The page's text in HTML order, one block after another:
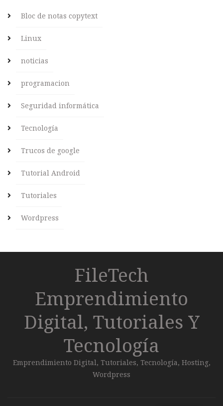
Bloc de notas copytext
Linux
noticias
programacion
Seguridad informática
Tecnología
Trucos de google
Tutorial Android
Tutoriales
Wordpress
FileTech
Emprendimiento
Digital, Tutoriales Y
Tecnología
Emprendimiento Digital, Tutoriales, Tecnología, Hosting,
Wordpress